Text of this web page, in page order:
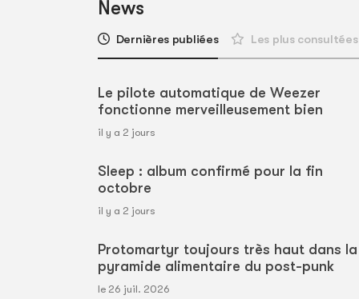
News
Dernières publiées Les plus consultées
Le pilote automatique de Weezer
fonctionne merveilleusement bien
il y a 2 jours
Sleep : album confirmé pour la fin
octobre
il y a 2 jours
Protomartyr toujours très haut dans la
pyramide alimentaire du post-punk
le 26 juil. 2026